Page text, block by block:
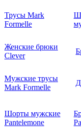
Трусы Mark
Formelle
Женские брюки
Clever
Мужские трусы
Mark Formelle
Шорты мужские
Pantelemone